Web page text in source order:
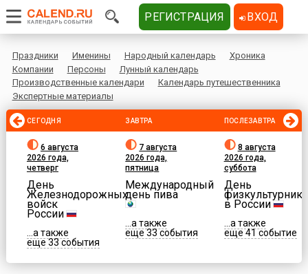
Праздники Именины Народный календарь
Хроника
Компании
Персоны
Лунный календарь
Производственные календари
Календарь путешественника
Экспертные материалы
СЕГОДНЯ
6 августа
2026 года,
четверг
День
Железнодорожных
войск
России
...а также
еще 33 события
ЗАВТРА
7 августа
2026 года,
пятница
Международный
день пива
...а также
еще 33 события
ПОСЛЕЗАВТРА
8 августа
2026 года,
суббота
День
физкультурника
в России
...а также
еще 41 событие
РЕГИСТРАЦИЯ ВХОД